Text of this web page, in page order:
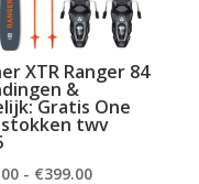
XTR Ranger 84
&
Gratis One
stokken twv
- €399.00Prijsklasse: